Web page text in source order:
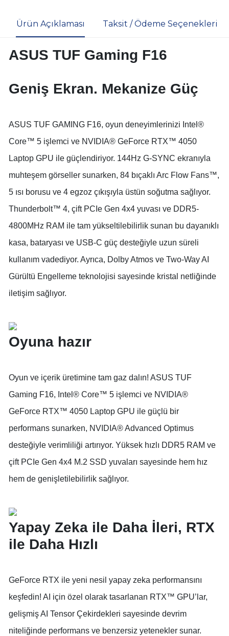
Ürün Açıklaması Taksit / Ödeme Seçenekleri
ASUS TUF Gaming F16
Geniş Ekran. Mekanize Güç
ASUS TUF GAMING F16, oyun deneyimlerinizi Intel®
Core™ 5 işlemci ve NVIDIA® GeForce RTX™ 4050
Laptop GPU ile güçlendiriyor. 144Hz G-SYNC ekranıyla
muhteşem görseller sunarken, 84 bıçaklı Arc Flow Fans™,
5 ısı borusu ve 4 egzoz çıkışıyla üstün soğutma sağlıyor.
Thunderbolt™ 4, çift PCIe Gen 4x4 yuvası ve DDR5-
4800MHz RAM ile tam yükseltilebilirlik sunan bu dayanıklı
kasa, bataryası ve USB-C güç desteğiyle uzun süreli
kullanım vadediyor. Ayrıca, Dolby Atmos ve Two-Way AI
Gürültü Engelleme teknolojisi sayesinde kristal netliğinde
iletişim sağlıyor.
Oyuna hazır
Oyun ve içerik üretimine tam gaz dalın! ASUS TUF
Gaming F16, Intel® Core™ 5 işlemci ve NVIDIA®
GeForce RTX™ 4050 Laptop GPU ile güçlü bir
performans sunarken, NVIDIA® Advanced Optimus
desteğiyle verimliliği artırıyor. Yüksek hızlı DDR5 RAM ve
çift PCIe Gen 4x4 M.2 SSD yuvaları sayesinde hem hız
hem de genişletilebilirlik sağlıyor.
Yapay Zeka ile Daha İleri, RTX
ile Daha Hızlı
GeForce RTX ile yeni nesil yapay zeka performansını
keşfedin! AI için özel olarak tasarlanan RTX™ GPU’lar,
gelişmiş AI Tensor Çekirdekleri sayesinde devrim
niteliğinde performans ve benzersiz yetenekler sunar.